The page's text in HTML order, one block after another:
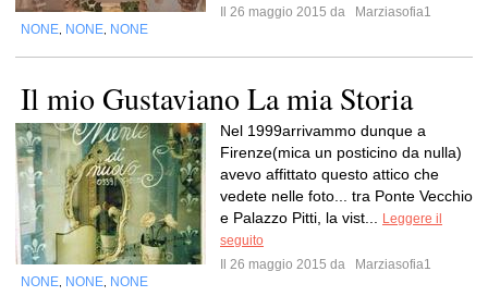
Il 26 maggio 2015 da
Marziasofia1
NONE NONE NONE
Il mio Gustaviano La mia Storia
Nel 1999arrivammo dunque a
Firenze(mica un posticino da nulla)
avevo affittato questo attico che
vedete nelle foto... tra Ponte Vecchio
e Palazzo Pitti, la vist...
Leggere il
seguito
Il 26 maggio 2015 da
Marziasofia1
NONE NONE NONE